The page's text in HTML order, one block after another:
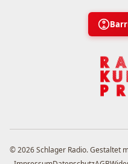
© 2026 Schlager Radio. Gestaltet